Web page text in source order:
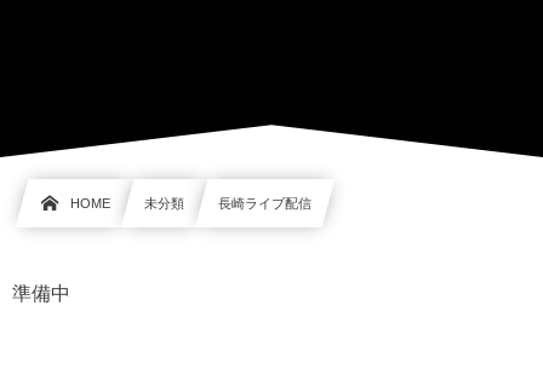
HOME 未分類 長崎ライブ配信
準備中